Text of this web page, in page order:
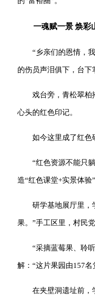
一魂赋一景 焕彩
“乡亲们的恩情，
的伤员声泪俱下，台
戏台旁，青松翠柏
心头的红色印记。
如今这里成了红色
“红色资源不能只
造“红色课堂+实景体验
研学基地展厅里，
果。”手工区里，村民
“采摘蓝莓果、聆
解：“这片果园由157
在夹壁洞遗址前，